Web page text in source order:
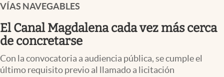
Negocios
Columnistas
Otras secciones
Apertura
VÍAS NAVEGABLES
El Canal Magdalena cada vez más cerca
de concretarse
Con la convocatoria a audiencia pública, se cumple el
último requisito previo al llamado a licitación